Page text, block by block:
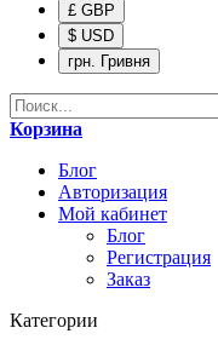
£ GBP
$ USD
грн. Гривня
Корзина
Блог
Авторизация
Мой кабинет
Блог
Регистрация
Заказ
Категории